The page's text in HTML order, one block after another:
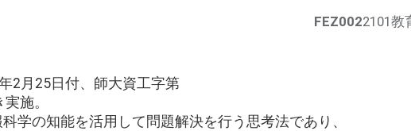
FEZ0022101教
2月25日付、師大資工字第
施。
学の知能を活用して問題解決を行う思考法であり、